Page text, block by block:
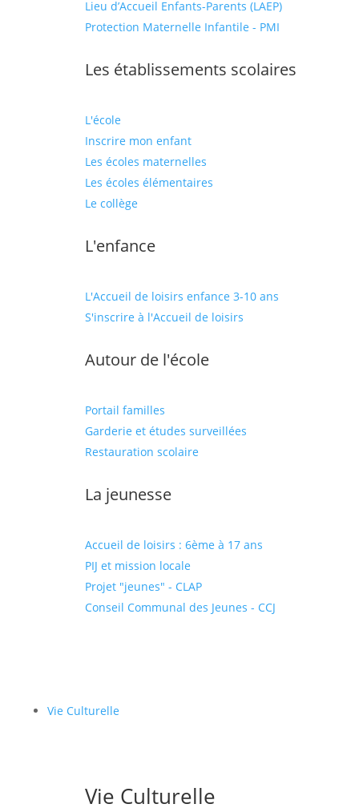
Lieu d’Accueil Enfants-Parents (LAEP)
Protection Maternelle Infantile - PMI
Les établissements scolaires
L'école
Inscrire mon enfant
Les écoles maternelles
Les écoles élémentaires
Le collège
L'enfance
L'Accueil de loisirs enfance 3-10 ans
S'inscrire à l'Accueil de loisirs
Autour de l'école
Portail familles
Garderie et études surveillées
Restauration scolaire
La jeunesse
Accueil de loisirs : 6ème à 17 ans
PIJ et mission locale
Projet "jeunes" - CLAP
Conseil Communal des Jeunes - CCJ
Vie Culturelle
Vie Culturelle